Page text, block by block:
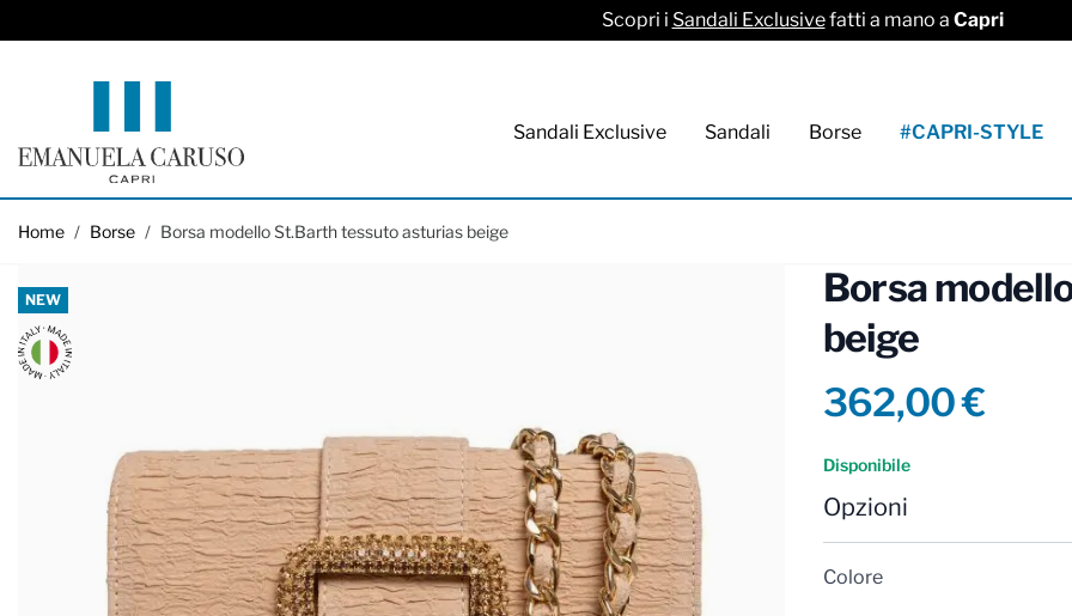
Scopri i Sandali Exclusivefatti a mano a Capri
Sandali Exclusive Sandali Borse #CAPRI-STYLE
Home / Borse / Borsa modello St.Barth tessuto asturias beige
NEW
Borsa
beige
Product
362,00 €
Reviews
Disponibile
Opzioni
Colore